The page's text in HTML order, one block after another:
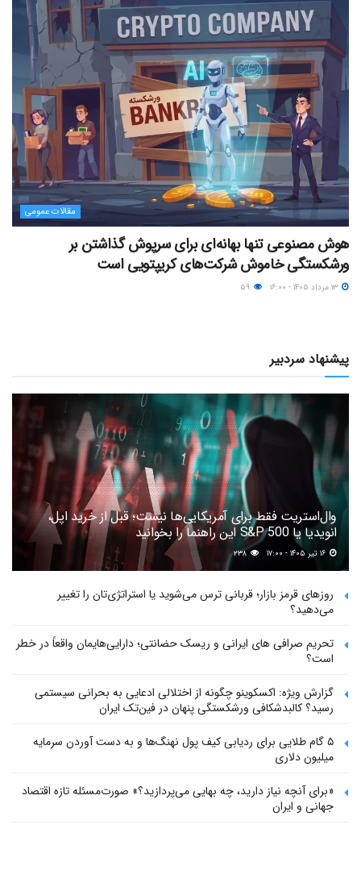
مقالات عمومی
هوش مصنوعی تنها بهانه‌ای برای سرپوش گذاشتن بر
ورشکستگی خاموش شرکت‌های کریپتویی است
پیشنهاد سردبیر
وال‌استریت فقط برای آمریکایی‌ها نیست؛ قبل از خرید اپل،
انویدیا یا S&P 500 این راهنما را بخوانید
۲۳۸
روزهای قرمز بازار؛ قربانی ترس می‌شوید یا استراتژی‌تان را تغییر
می‌دهید؟
تحریم صرافی های ایرانی و ریسک حضانتی؛ دارایی‌هایمان واقعاً در خطر
است؟
گزارش ویژه: اکسکوینو چگونه از اختلالی ادعایی به بحرانی سیستمی
رسید؟ کالبدشکافی ورشکستگی پنهان در فین‌تک ایران
۵ گام طلایی برای ردیابی کیف پول‌ نهنگ‌ها و به دست آوردن سرمایه
میلیون دلاری
«برای آنچه نیاز دارید، چه بهایی می‌پردازید؟» صورت‌مسئله تازه اقتصاد
جهانی و ایران